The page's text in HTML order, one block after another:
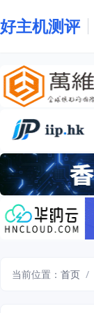
好主机测评
当前位置： 首页 /